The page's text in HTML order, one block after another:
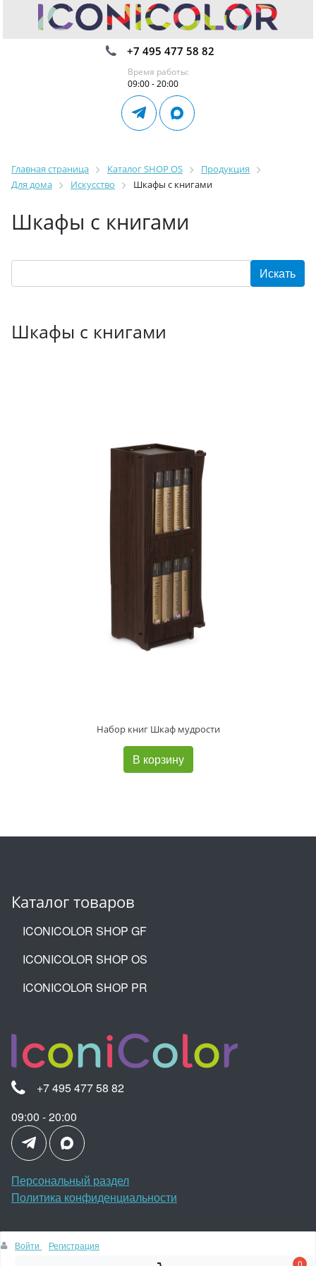
+7 495 477 58 82
Время работы:
09:00 - 20:00
Главная страница Каталог SHOP OS
Продукция
Для дома
Искусство Шкафы с книгами
Шкафы с книгами
Шкафы с книгами
Набор книг Шкаф мудрости
В корзину
Каталог товаров
ICONICOLOR SHOP GF
ICONICOLOR SHOP OS
ICONICOLOR SHOP PR
+7 495 477 58 82
09:00 - 20:00
Персональный раздел
Политика конфиденциальности
Войти
Регистрация
0